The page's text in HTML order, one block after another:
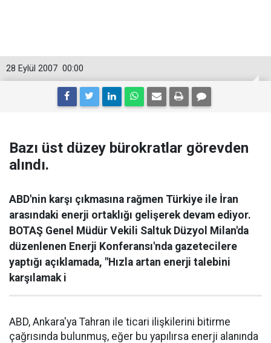
00:00
28 Eylül 2007
Bazı üst düzey bürokratlar görevden
alındı.
ABD'nin karşı çıkmasına rağmen Türkiye ile İran
arasındaki enerji ortaklığı gelişerek devam ediyor.
BOTAŞ Genel Müdür Vekili Saltuk Düzyol Milan'da
düzenlenen Enerji Konferansı'nda gazetecilere
yaptığı açıklamada, "Hızla artan enerji talebini
karşılamak i
ABD, Ankara'ya Tahran ile ticari ilişkilerini bitirme
çağrısında bulunmuş, eğer bu yapılırsa enerji alanında